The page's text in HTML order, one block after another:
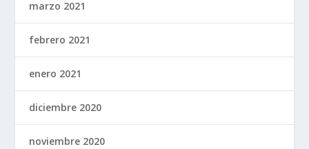
marzo 2021
febrero 2021
enero 2021
diciembre 2020
noviembre 2020